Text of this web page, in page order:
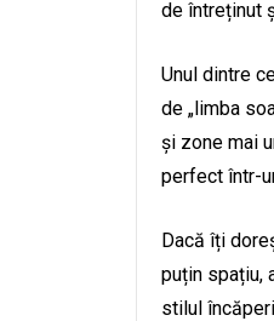
de întreținut
Unul dintre
de „limba
și zone mai
perfect într-
Dacă îți
puțin spațiu,
stilul